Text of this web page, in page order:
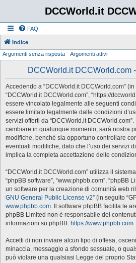
DCCWorld.it
FAQ
Indice
Argomenti senza risposta Argomenti attivi
DCCWorld.it DCCWorld.com
Accedendo a “DCCWorld.it DCCWorld.com” (in
“DCCWorld.it DCCWorld.com”, “https://
essere vincolato legalmente alle seguenti
essere limitato legalmente dalle condizioni
servizi offerti da “DCCWorld.it
cambiare in qualunque momento, sarà nostra
modifiche, benché sia opportuno controllare
eventuali modifiche, dato che l’uso dei servizi
implica la completa accettazione delle
“DCCWorld.it DCCWorld.com” utilizza il
“phpBB software”, “www.phpbb.com”, “phpBB
un software per la creazione di comunità web
GNU General Public License v2” (in seguito
www.phpbb.com. Il software phpBB facilita le
phpBB Limited non è responsabile dei
informazioni su phpBB: https://www.phpbb.com.
Accetti di non inviare alcun tipo di offesa,
minaccia, messaggio a sfondo sessuale, o
può violare una qualsiasi Legge del proprio